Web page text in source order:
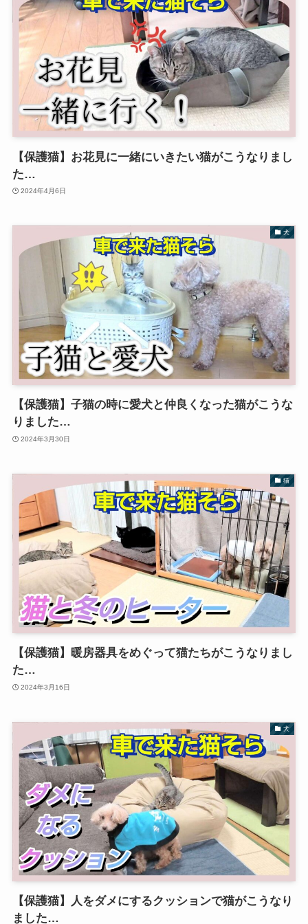
【保護猫】お花見に一緒にいきたい猫がこうなりまし
た…
2024年4月6日
犬
【保護猫】子猫の時に愛犬と仲良くなった猫がこうな
りました…
2024年3月30日
猫
【保護猫】暖房器具をめぐって猫たちがこうなりまし
た…
2024年3月16日
犬
【保護猫】人をダメにするクッションで猫がこうなり
ました…